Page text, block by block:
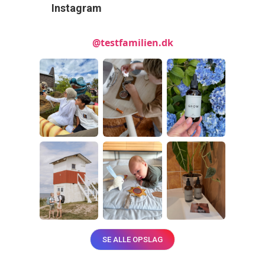
Instagram
@testfamilien.dk
SE ALLE OPSLAG